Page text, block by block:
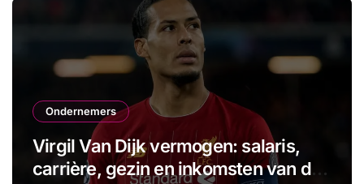
Ondernemers
Virgil Van Dijk vermogen: salaris,
carrière, gezin en inkomsten van de